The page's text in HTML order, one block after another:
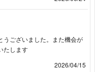
うございました。また機会が
たします
2026/04/15